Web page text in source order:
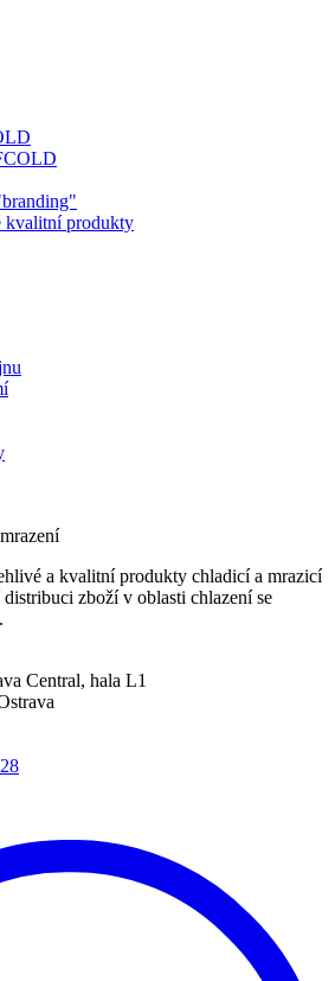
kvalitní produkty
a kvalitní produkty chladicí a mrazicí
zboží v oblasti chlazení se
Central, hala L1